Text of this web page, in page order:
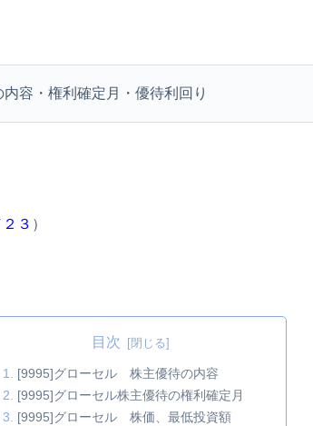
内容・権利確定月・優待利回り
３ ）
目次
[9995]グローセル 株主優待の内容
[9995]グローセル株主優待の権利確定月
[9995]グローセル 株価、最低投資額